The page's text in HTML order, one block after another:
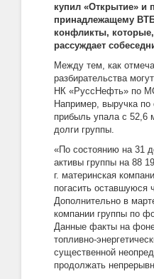
купил «Открытие» и
принадлежащему
конфликты,
рассуждает
Между тем, как
разбирательства
НК «РуссНефть» по
Например, выручка
прибыль упала с 52,6
долги группы.
«По состоянию на 31
активы группы на 88
г. материнская
погасить
Дополнительно в
компании группы по
Данные факты на фоне
топливно-
существенной
продолжать